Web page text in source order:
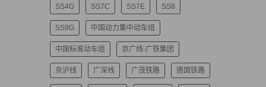
SS4G SS7C SS7E SS8
SS9G 中国动力集中动车组
中国标准动车组 京广线-广铁集团
京沪线 广深线 广茂铁路 德国铁路